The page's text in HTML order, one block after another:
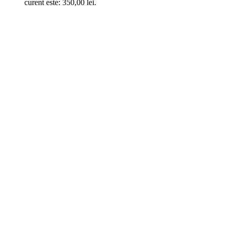
curent este: 350,00 lei.